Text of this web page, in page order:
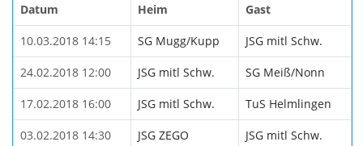
Datum Heim Gast
10.03.2018 14:15 SG Mugg/Kupp JSG mitl Schw.
24.02.2018 12:00 JSG mitl Schw. SG Meiß/Nonn
17.02.2018 16:00 JSG mitl Schw. TuS Helmlingen
03.02.2018 14:30 JSG ZEGO JSG mitl Schw.